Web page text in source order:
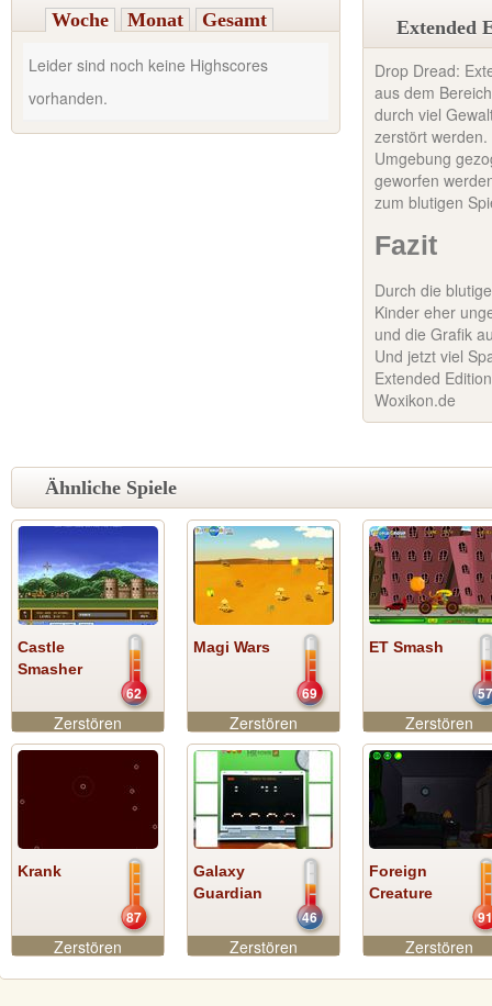
Woche
Monat Gesamt
Leider sind noch keine Highscores
vorhanden.
Extended
Drop Dread:
aus dem
durch viel
zerstört
Umgebung
geworfen
zum blutigen
Fazit
Durch die
Kinder eher
und die Grafik
Und jetzt viel
Extended
Woxikon.de
Ähnliche Spiele
Castle
Smasher
62
Zerstören
Magi Wars
69
Zerstören
ET Smash
57
Zerstören
Krank
87
Zerstören
Galaxy
Guardian
46
Zerstören
Foreign
Creature
91
Zerstören